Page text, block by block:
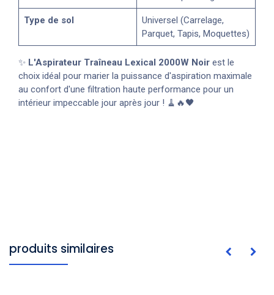
Type de sol
Universel (Carrelage,
Parquet, Tapis, Moquettes)
✨ L'Aspirateur Traîneau Lexical 2000W Noir est le
choix idéal pour marier la puissance d'aspiration maximale
au confort d'une filtration haute performance pour un
intérieur impeccable jour après jour ! 🧹🔥🖤
produits similaires